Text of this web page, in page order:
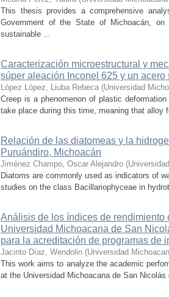
This thesis provides a comprehensive
Government of the State of Michoacán, on
sustainable ...
Caracterización microestructural y
súper aleación Inconel 625 y un acero
López López, Liuba Rebeca (Universidad
Creep is a phenomenon of plastic
take place during this time, meaning that alloy
Relación de las diatomeas y la
Puruándiro, Michoacán
Jiménez Champo, Oscar Alejandro (
Diatoms are commonly used as indicators of
studies on the class Bacillariophyceae in
Análisis de los índices de
Universidad Michoacana de San
para la acreditación de programas de
Jacinto Díaz, Wendolin (Universidad
This work aims to analyze the academic
at the Universidad Michoacana de San